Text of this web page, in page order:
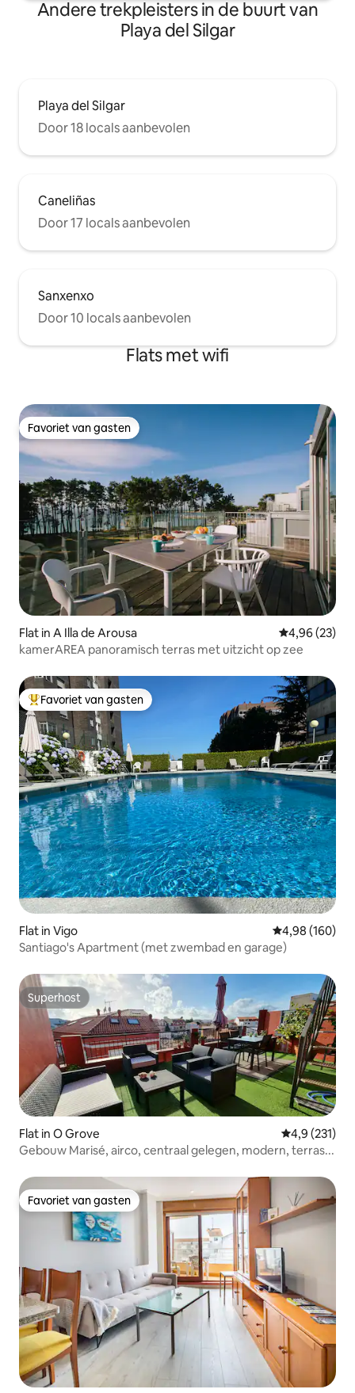
Andere trekpleisters in de buurt van
Playa del Silgar
Playa del Silgar
Door 18 locals aanbevolen
Caneliñas
Door 17 locals aanbevolen
Sanxenxo
Door 10 locals aanbevolen
Flats met wifi
Favoriet van gasten
Favoriet van gasten
Flat in A Illa de Arousa Gemiddelde
4,96 (23)
kamerAREA panoramisch terras met uitzicht op zee
Topfavoriet van gasten
Favoriet van gasten
Flat in Vigo Gemiddelde
4,98 (160)
Santiago's Apartment (met zwembad en garage)
Superhost
Superhost
Flat in O Grove Gemiddelde
4,9 (231)
Gebouw Marisé, airco, centraal gelegen, modern, terras...
Favoriet van gasten
Favoriet van gasten